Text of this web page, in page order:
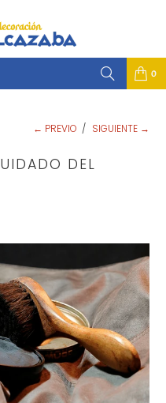
0
← PREVIO / SIGUIENTE →
DEL